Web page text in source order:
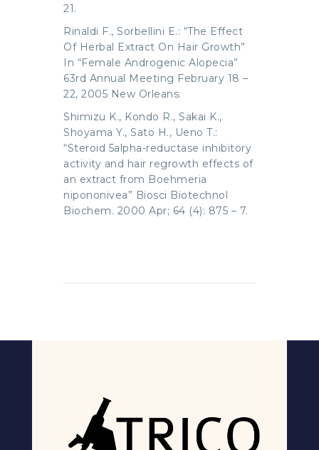
21.
Rinaldi F., Sorbellini E.: “The Effect
Of Herbal Extract On Hair Growth”
In “Female Androgenic Alopecia”
63rd Annual Meeting February 18 –
22, 2005 New Orleans.
Shimizu K., Kondo R., Sakai K.,
Shoyama Y., Sato H., Ueno T.:
“Steroid 5alpha-reductase inhibitory
activity and hair regrowth effects of
an extract from Boehmeria
nipononivea” Biosci Biotechnol
Biochem. 2000 Apr; 64 (4): 875 – 7.